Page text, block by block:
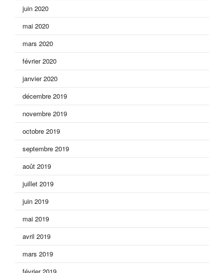
juin 2020
mai 2020
mars 2020
février 2020
janvier 2020
décembre 2019
novembre 2019
octobre 2019
septembre 2019
août 2019
juillet 2019
juin 2019
mai 2019
avril 2019
mars 2019